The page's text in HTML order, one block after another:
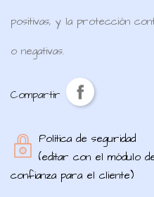
positivas, y la protección
o negativas.
Compartir
Política de seguridad
(editar con el módulo
confianza para el cliente)